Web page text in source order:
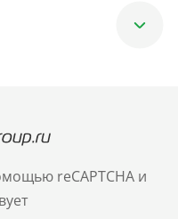
reCAPTCHA и